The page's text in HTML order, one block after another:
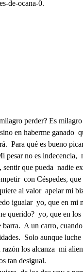
de-ocana-0.
no en vano, como la adoro, la temo, para que muera mi amor en la cárcel del silencio. Leonor, si tiene que hacer Eso, Doña Ana, no entiendo, solo entiendo, que mi casa no es palestra de deseos, y así, seguid a mi hermano. Ya señora os obedezco, por no escuchar de D. Ana quejas, que en mí lleva el viento. Seguidle; que importa. Basta para que yo. Deteneos, que a mi honor también le importa. Para eso puede haber tiempo, y no lo habrá para esto otro, según juzga mi recelo. Yo iré en su alcance, Leonor, con mi obligación cumpliendo. Escucha. Qué he de escucharte? Dividida el Alma llevo. Qué cansada es una queja! Qué tirano es un desprecio! Cómo con Trillo te fue? Aunque es muy valiente, no tiene las fuerzas que yo; y ha dado, no sé por qué? en quererme competir, con tanto desasosiego, queja fi reduce el juego a términos de reñir. Él está opuesto